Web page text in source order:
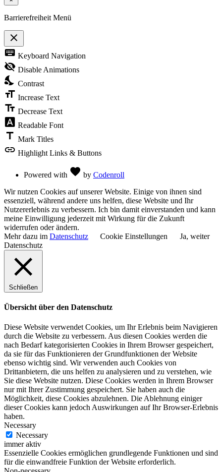
Barrierefreiheit Menü
close
Toggle
the
visibility
of
Accessibility
Toolbar
keyboard Keyboard Navigation
visibility_off Disable Animations
nights_stay Contrast
format_size Increase Text
text_fields Decrease Text
font_download Readable Font
title Mark Titles
link Highlight Links & Buttons
Powered with favorite by Codenroll
Wir nutzen Cookies auf unserer Website. Einige von ihnen sind
essenziell, während andere uns helfen, diese Website und Ihr
Nutzererlebnis zu verbessern. Ich bin damit einverstanden und kann
meine Einwilligung jederzeit mit Wirkung für die Zukunft
widerrufen oder ändern.
Mehr dazu im Datenschutz Cookie Einstellungen
Ja, weiter
Datenschutz
Schließen
Übersicht über den Datenschutz
Diese Website verwendet Cookies, um Ihr Erlebnis beim Navigieren
durch die Website zu verbessern. Aus diesen Cookies werden die
nach Bedarf kategorisierten Cookies in Ihrem Browser gespeichert,
da sie für das Funktionieren der Grundfunktionen der Website
ebenso wichtig sind. Wir verwenden auch Cookies von
Drittanbietern, die uns helfen zu analysieren und zu verstehen, wie
Sie diese Website nutzen. Diese Cookies werden in Ihrem Browser
nur mit Ihrer Zustimmung gespeichert. Sie haben auch die
Möglichkeit, diese Cookies abzulehnen. Die Ablehnung einiger
dieser Cookies kann jedoch Auswirkungen auf Ihr Browser-Erlebnis
haben.
Necessary
Necessary
immer aktiv
Essenzielle Cookies ermöglichen grundlegende Funktionen und sind
für die einwandfreie Funktion der Website erforderlich.